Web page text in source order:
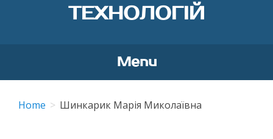
ТЕХНОЛОГІЙ
Menu
content
Home Шинкарик Марія Миколаївна